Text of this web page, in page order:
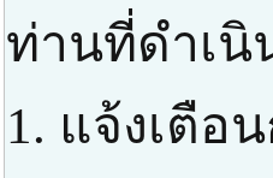
ท่านที่ดำเ
1. แจ้งเตือ